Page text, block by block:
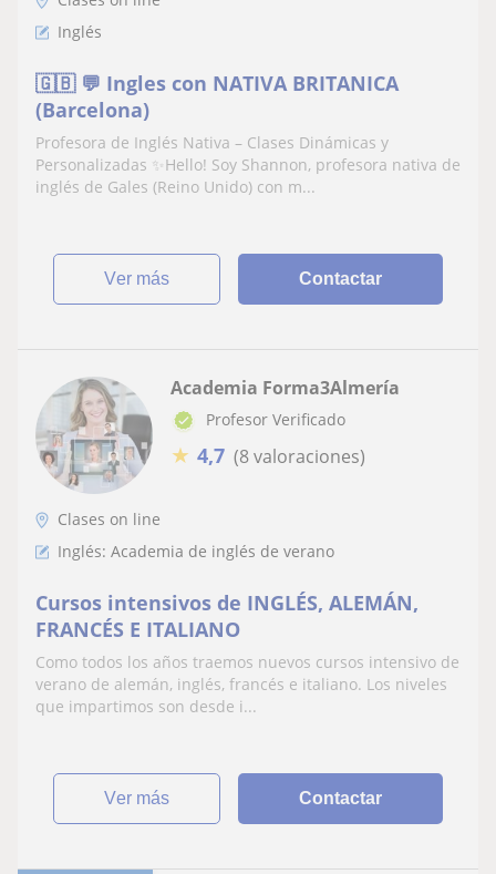
Inglés
🇬🇧 💬 Ingles con NATIVA BRITANICA
(Barcelona)
Profesora de Inglés Nativa – Clases Dinámicas y
Personalizadas ✨Hello! Soy Shannon, profesora nativa de
inglés de Gales (Reino Unido) con m...
ver más Contactar
Academia Forma3Almería
Profesor Verificado
★ 4,7 (8 valoraciones)
Clases on line
Inglés: Academia de inglés de verano
Cursos intensivos de INGLÉS, ALEMÁN,
FRANCÉS E ITALIANO
Como todos los años traemos nuevos cursos intensivo de
verano de alemán, inglés, francés e italiano. Los niveles
que impartimos son desde i...
ver más Contactar